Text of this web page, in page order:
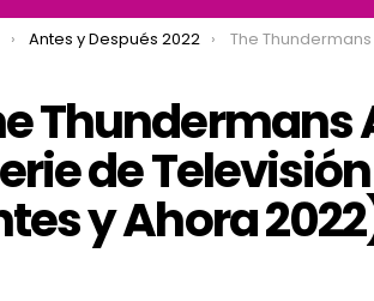
here:
Antes y Después 2022 The Thundermans Antes y Después 2022 (Serie
Thundermans
de
y Ahora